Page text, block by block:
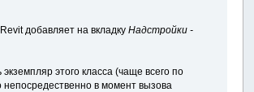
добавляет на вкладкуНадстройки -
этого класса (чаще всего по
непосредественно в момент вызова